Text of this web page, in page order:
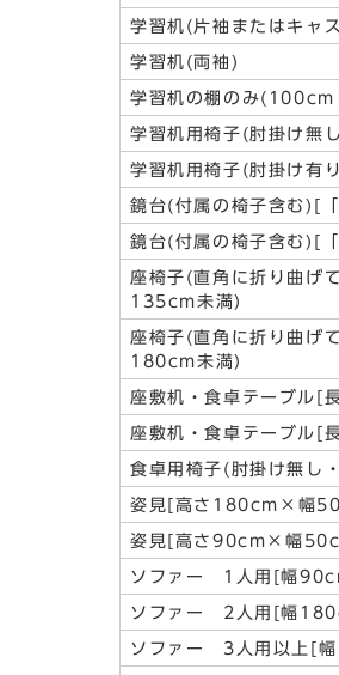
学習机(片袖またはキャ
学習机(両袖)
学習机の棚のみ
学習机用椅子(肘掛け無
学習机用椅子(肘掛け有
鏡台(付属の椅子含む)[
鏡台(付属の椅子含む)[
座椅子(直角に折り曲げ
135cm未満)
座椅子(直角に折り曲げ
180cm未満)
座敷机・食卓テーブル[
座敷机・食卓テーブル[
食卓用椅子(肘掛け無し
姿見[高さ180cm×幅
姿見[高さ90cm×幅
ソファー 1人用[幅
ソファー 2人用[幅
ソファー 3人用以上[幅